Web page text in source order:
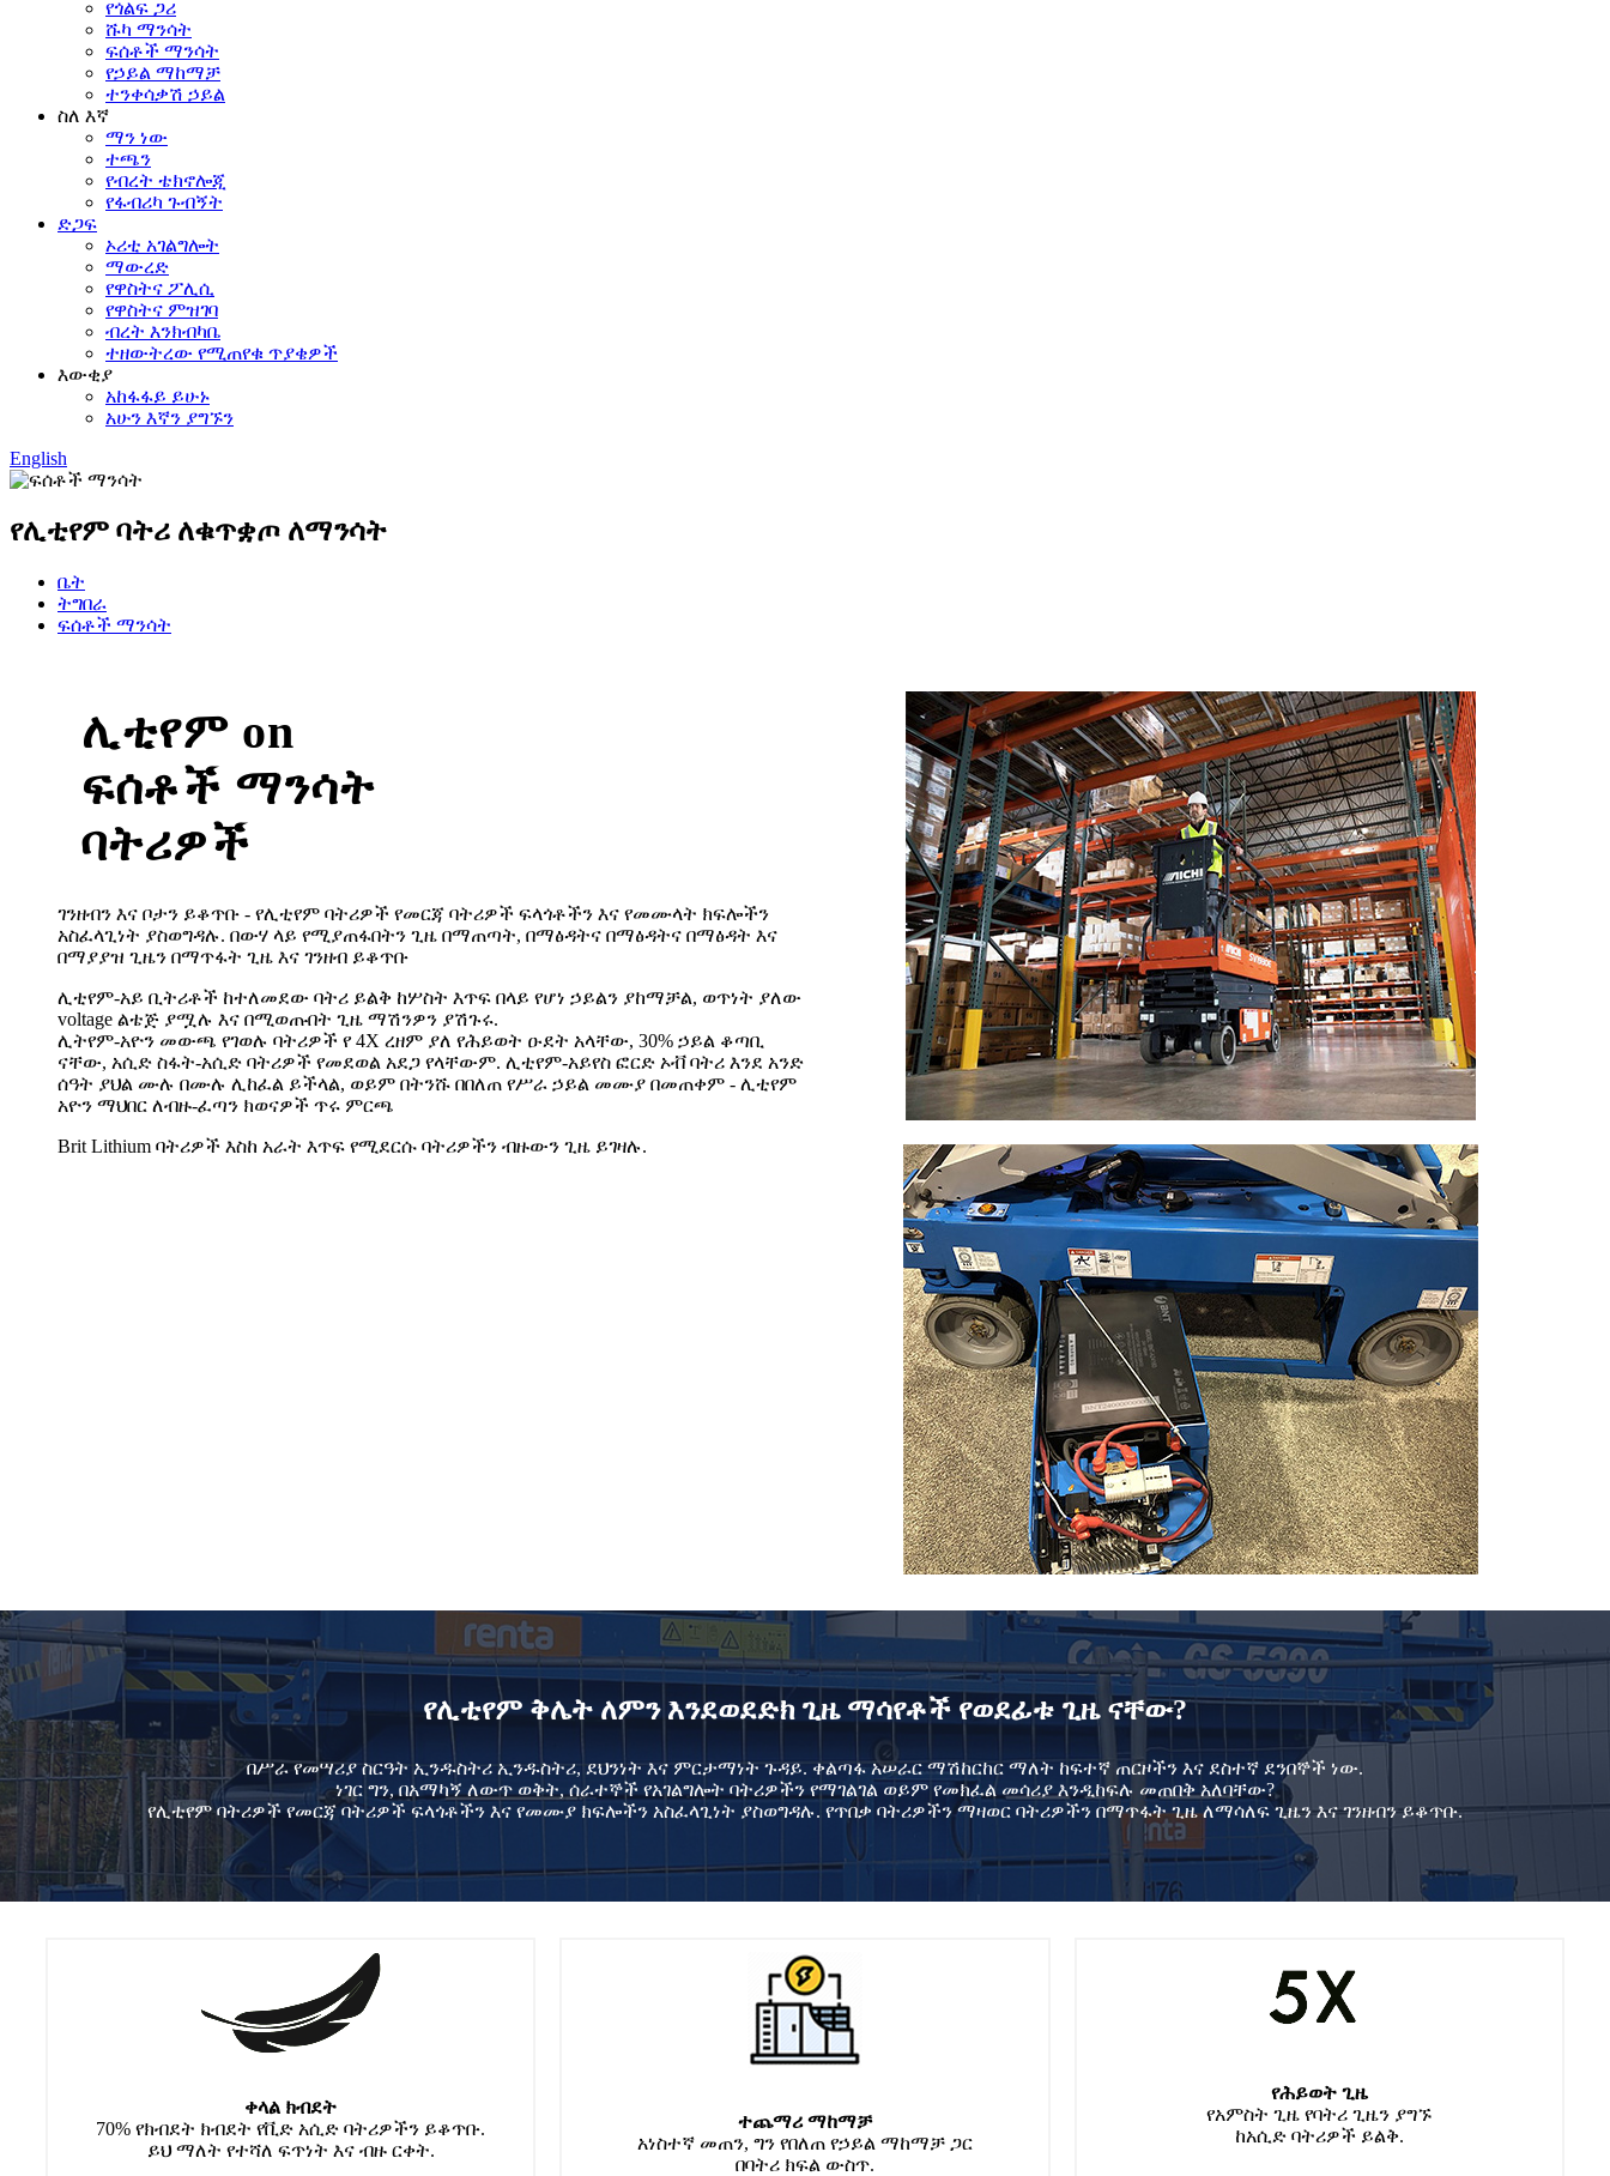
የጎልፍ ጋሪ
ሹካ ማንሳት
ፍሰቶች ማንሳት
የኃይል ማከማቻ
ተንቀሳቃሽ ኃይል
ስለ እኛ
ማን ነው
ተጫን
የብረት ቴክኖሎጂ
የፋብሪካ ጉብኝት
ድጋፍ
ኦሪቲ አገልግሎት
ማውረድ
የዋስትና ፖሊሲ
የዋስትና ምዝገባ
ብረት እንክብካቤ
ተዘውትረው የሚጠየቁ ጥያቄዎች
እውቂያ
አከፋፋይ ይሁኑ
አሁን እኛን ያግኙን
English
የሊቲየም ባትሪ ለቁጥቋጦ ለማንሳት
ቤት
ትግበራ
ፍሰቶች ማንሳት
ሊቲየም on
ፍሰቶች ማንሳት
ባትሪዎች
ገንዘብን እና ቦታን ይቆጥቡ - የሊቲየም ባትሪዎች የመርጃ ባትሪዎች ፍላጎቶችን እና የመሙላት ክፍሎችን
አስፈላጊነት ያስወግዳሉ. በውሃ ላይ የሚያጠፋበትን ጊዜ በማጠጣት, በማፅዳትና በማፅዳትና በማፅዳት እና
በማያያዝ ጊዜን በማጥፋት ጊዜ እና ገንዘብ ይቆጥቡ
ሊቲየም-አይ ቢትሪቶች ከተለመደው ባትሪ ይልቅ ከሦስት እጥፍ በላይ የሆነ ኃይልን ያከማቻል, ወጥነት ያለው
voltage ልቴጅ ያሟሉ እና በሚወጡበት ጊዜ ማሽንዎን ያሽጉሩ.
ሊትየም-አዮን መውጫ የገወሉ ባትሪዎች የ 4X ረዘም ያለ የሕይወት ዑደት አላቸው, 30% ኃይል ቆጣቢ
ናቸው, አሲድ ስፋት-አሲድ ባትሪዎች የመደወል አደጋ የላቸውም. ሊቲየም-አይየስ ፎርድ ኦቭ ባትሪ እንደ አንድ
ሰዓት ያህል ሙሉ በሙሉ ሊከፈል ይችላል, ወይም በትንሹ በበለጠ የሥራ ኃይል መሙያ በመጠቀም - ሊቲየም
አዮን ማህበር ለብዙ-ፈጣን ክወናዎች ጥሩ ምርጫ
Brit Lithium ባትሪዎች እስከ አራት እጥፍ የሚደርሱ ባትሪዎችን ብዙውን ጊዜ ይገዛሉ.
የሊቲየም ቅሌት ለምን እንደወደድክ ጊዜ ማሳየቶች የወደፊቱ ጊዜ ናቸው?
በሥራ የመሣሪያ ስርዓት ኢንዱስትሪ ኢንዱስትሪ, ደህንነት እና ምርታማነት ጉዳይ. ቀልጣፋ አሠራር ማሽከርከር ማለት ከፍተኛ ጠርዞችን እና ደስተኛ ደንበኞች ነው.
ነገር ግን, በአማካኝ ለውጥ ወቅት, ሰራተኞች የአገልግሎት ባትሪዎችን የማገልገል ወይም የመክፈል መሳሪያ እንዲከፍሉ መጠበቅ አለባቸው?
የሊቲየም ባትሪዎች የመርጃ ባትሪዎች ፍላጎቶችን እና የመሙያ ክፍሎችን አስፈላጊነት ያስወግዳሉ. የጥበቃ ባትሪዎችን ማዛወር ባትሪዎችን በማጥፋት ጊዜ ለማሳለፍ ጊዜን እና ገንዘብን ይቆጥቡ.
ቀላል ክብደት
70% የክብደት ክብደት የቪድ አሲድ ባትሪዎችን ይቆጥቡ.
ይህ ማለት የተሻለ ፍጥነት እና ብዙ ርቀት.
ተጨማሪ ማከማቻ
አነስተኛ መጠን, ግን የበለጠ የኃይል ማከማቻ ጋር
በባትሪ ክፍል ውስጥ.
የሕይወት ጊዜ
የአምስት ጊዜ የባትሪ ጊዜን ያግኙ
ከአሲድ ባትሪዎች ይልቅ.